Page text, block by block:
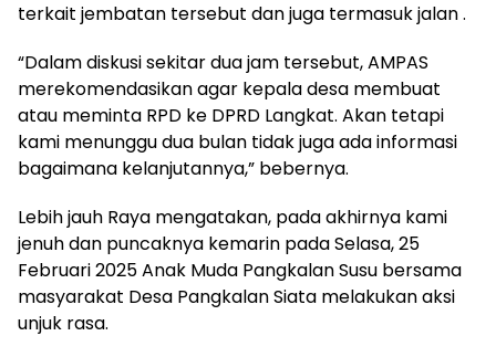
terkait jembatan tersebut dan juga termasuk jalan .
“Dalam diskusi sekitar dua jam tersebut, AMPAS
merekomendasikan agar kepala desa membuat
atau meminta RPD ke DPRD Langkat. Akan tetapi
kami menunggu dua bulan tidak juga ada informasi
bagaimana kelanjutannya,” bebernya.
Lebih jauh Raya mengatakan, pada akhirnya kami
jenuh dan puncaknya kemarin pada Selasa, 25
Februari 2025 Anak Muda Pangkalan Susu bersama
masyarakat Desa Pangkalan Siata melakukan aksi
unjuk rasa.